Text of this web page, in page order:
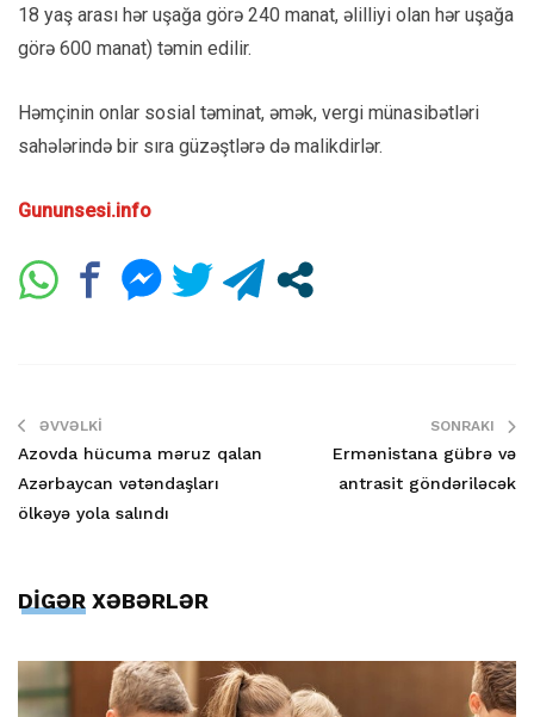
18 yaş arası hər uşağa görə 240 manat, əlilliyi olan hər uşağa
görə 600 manat) təmin edilir.
Həmçinin onlar sosial təminat, əmək, vergi münasibətləri
sahələrində bir sıra güzəştlərə də malikdirlər.
Gununsesi.info
ƏVVƏLKI
Azovda hücuma məruz qalan
Azərbaycan vətəndaşları
ölkəyə yola salındı
SONRAKI
Ermənistana gübrə və
antrasit göndəriləcək
DİGƏR XƏBƏRLƏR